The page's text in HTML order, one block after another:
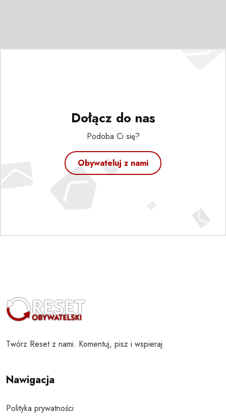
Dołącz do nas
Podoba Ci się?
Obywateluj z nami
Twórz Reset z nami. Komentuj, pisz i wspieraj
Nawigacja
Polityka prywatności